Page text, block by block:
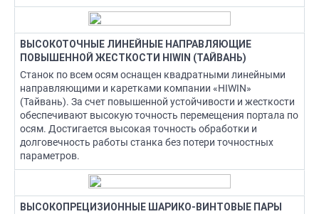
ВЫСОКОТОЧНЫЕ ЛИНЕЙНЫЕ НАПРАВЛЯЮЩИЕ
ПОВЫШЕННОЙ ЖЕСТКОСТИ HIWIN (ТАЙВАНЬ)
Станок по всем осям оснащен квадратными линейными
направляющими и каретками компании «HIWIN»
(Тайвань). За счет повышенной устойчивости и жесткости
обеспечивают высокую точность перемещения портала по
осям. Достигается высокая точность обработки и
долговечность работы станка без потери точностных
параметров.
ВЫСОКОПРЕЦИЗИОННЫЕ ШАРИКО-ВИНТОВЫЕ ПАРЫ